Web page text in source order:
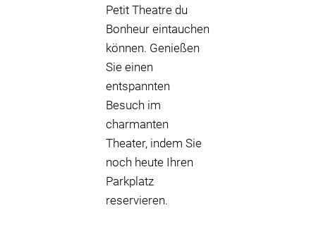
Petit Theatre du
Bonheur eintauchen
können. Genießen
Sie einen
entspannten
Besuch im
charmanten
Theater, indem Sie
noch heute Ihren
Parkplatz
reservieren.